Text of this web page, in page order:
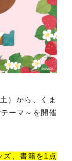
）から、くま
ーマ～を開催
ズ、書籍を1点